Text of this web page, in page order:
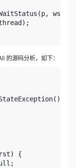
ws,
的源码分析，如下：
{